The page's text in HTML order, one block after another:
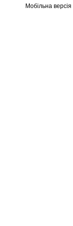
Мобільна версія